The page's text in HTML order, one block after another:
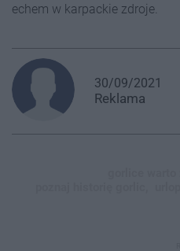
echem w karpackie zdroje.
30/09/2021
Reklama